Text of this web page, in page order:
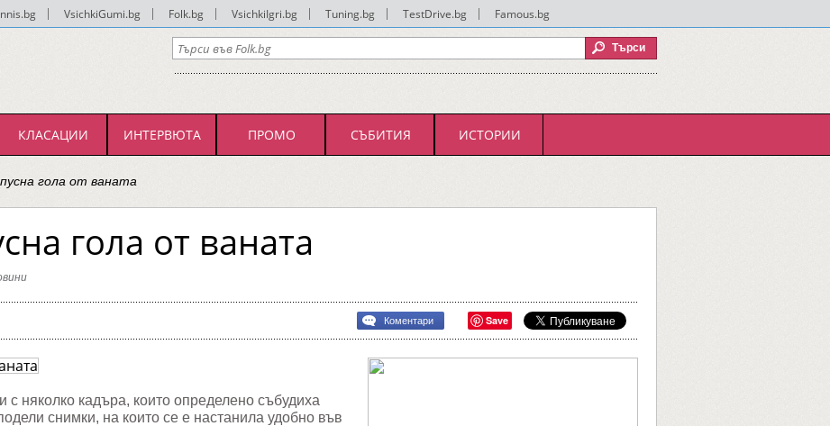
VsichkiGumi.bg Folk.bg VsichkiIgri.bg Tuning.bg TestDrive.bg Famous.bg
КЛАСАЦИИ ИНТЕРВЮТА ПРОМО СЪБИТИЯ ИСТОРИИ
гола от ваната
гола от ваната
Коментари Save
с няколко кадъра, които определено събудиха
снимки, на които се е настанила удобно във